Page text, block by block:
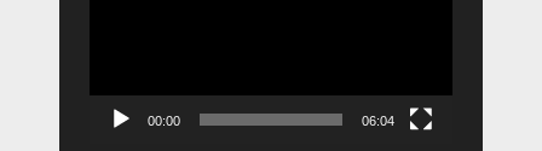
00:00 06:04